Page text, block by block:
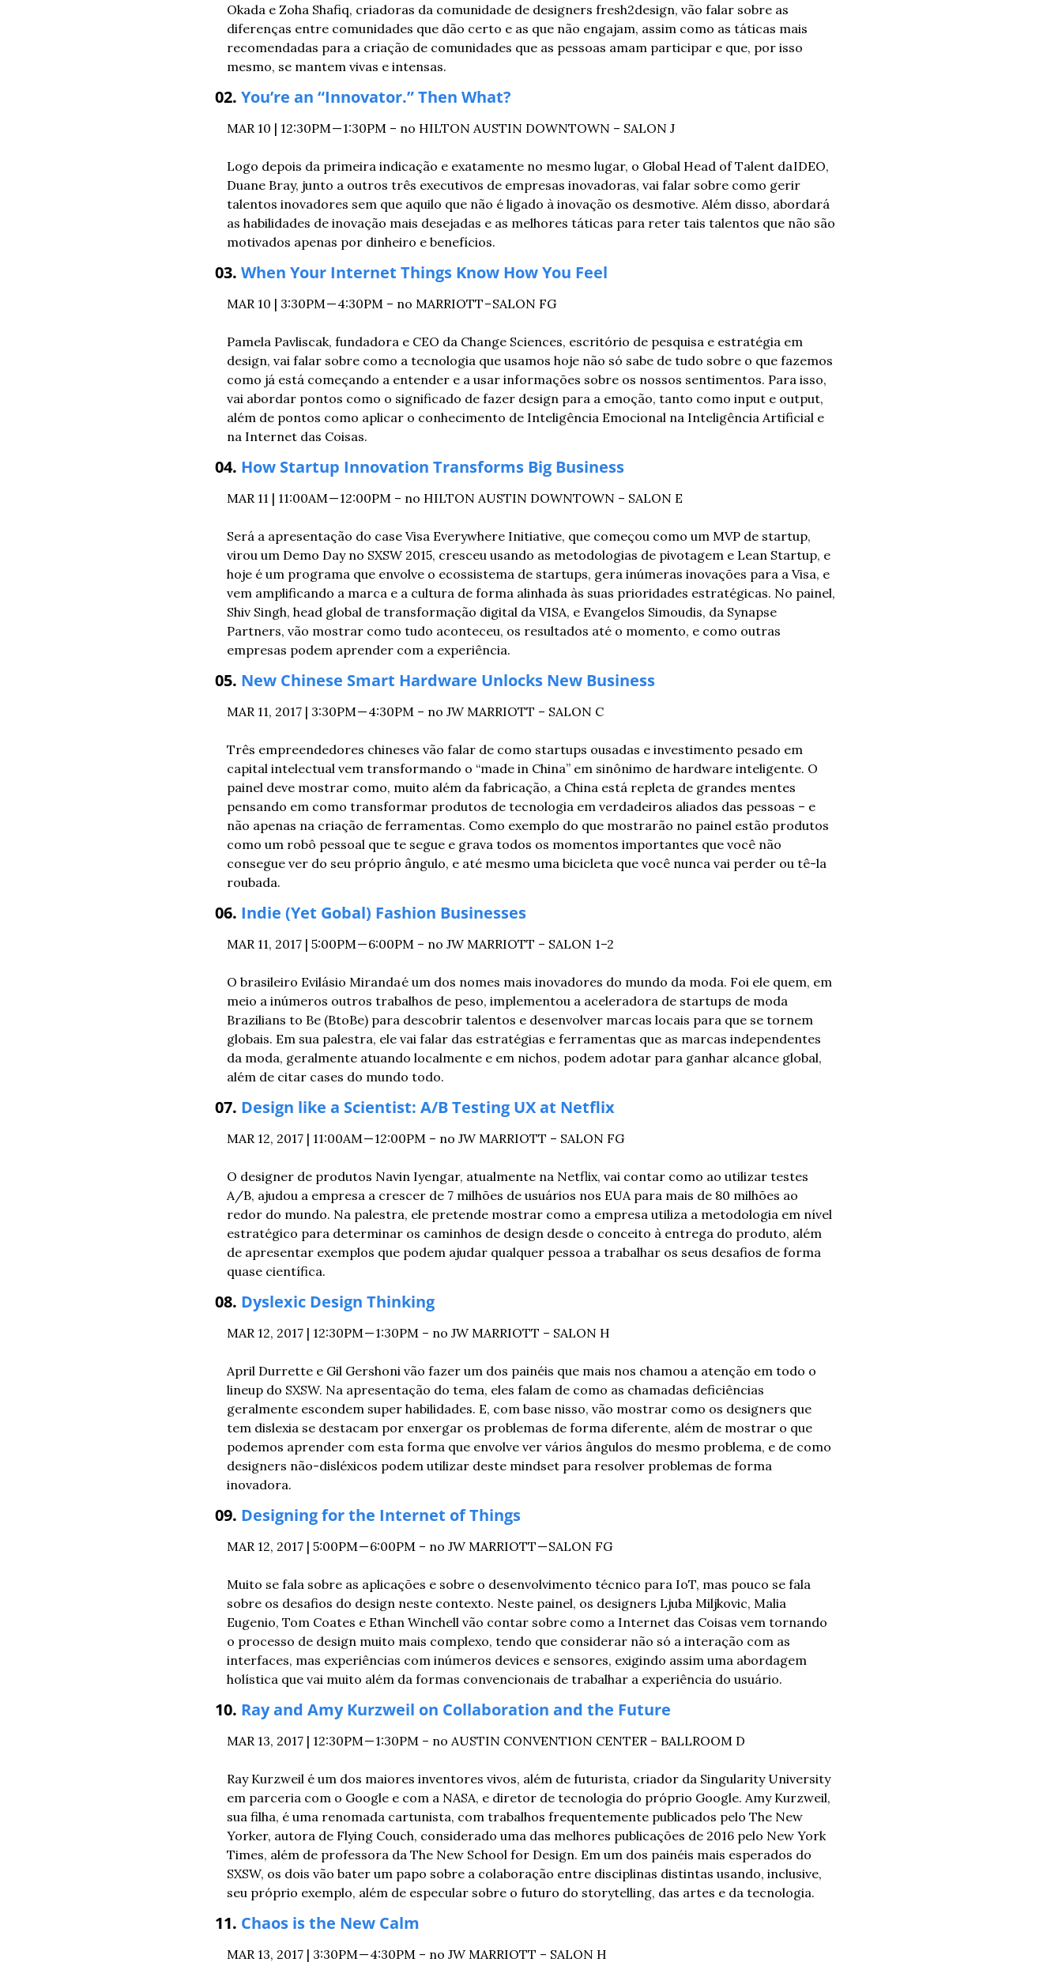
Okada e Zoha Shafiq, criadoras da comunidade de designers fresh2design, vão falar sobre as
diferenças entre comunidades que dão certo e as que não engajam, assim como as táticas mais
recomendadas para a criação de comunidades que as pessoas amam participar e que, por isso
mesmo, se mantem vivas e intensas.
02. You’re an “Innovator.” Then What?
MAR 10 | 12:30PM — 1:30PM – no HILTON AUSTIN DOWNTOWN – SALON J
Logo depois da primeira indicação e exatamente no mesmo lugar, o Global Head of Talent da IDEO,
Duane Bray, junto a outros três executivos de empresas inovadoras, vai falar sobre como gerir
talentos inovadores sem que aquilo que não é ligado à inovação os desmotive. Além disso, abordará
as habilidades de inovação mais desejadas e as melhores táticas para reter tais talentos que não são
motivados apenas por dinheiro e benefícios.
03. When Your Internet Things Know How You Feel
MAR 10 | 3:30PM — 4:30PM – no MARRIOTT – SALON FG
Pamela Pavliscak, fundadora e CEO da Change Sciences, escritório de pesquisa e estratégia em
design, vai falar sobre como a tecnologia que usamos hoje não só sabe de tudo sobre o que fazemos
como já está começando a entender e a usar informações sobre os nossos sentimentos. Para isso,
vai abordar pontos como o significado de fazer design para a emoção, tanto como input e output,
além de pontos como aplicar o conhecimento de Inteligência Emocional na Inteligência Artificial e
na Internet das Coisas.
04. How Startup Innovation Transforms Big Business
MAR 11 | 11:00AM — 12:00PM – no HILTON AUSTIN DOWNTOWN – SALON E
Será a apresentação do case Visa Everywhere Initiative, que começou como um MVP de startup,
virou um Demo Day no SXSW 2015, cresceu usando as metodologias de pivotagem e Lean Startup, e
hoje é um programa que envolve o ecossistema de startups, gera inúmeras inovações para a Visa, e
vem amplificando a marca e a cultura de forma alinhada às suas prioridades estratégicas. No painel,
Shiv Singh, head global de transformação digital da VISA, e Evangelos Simoudis, da Synapse
Partners, vão mostrar como tudo aconteceu, os resultados até o momento, e como outras
empresas podem aprender com a experiência.
05. New Chinese Smart Hardware Unlocks New Business
MAR 11, 2017 | 3:30PM — 4:30PM – no JW MARRIOTT – SALON C
Três empreendedores chineses vão falar de como startups ousadas e investimento pesado em
capital intelectual vem transformando o “made in China” em sinônimo de hardware inteligente. O
painel deve mostrar como, muito além da fabricação, a China está repleta de grandes mentes
pensando em como transformar produtos de tecnologia em verdadeiros aliados das pessoas – e
não apenas na criação de ferramentas. Como exemplo do que mostrarão no painel estão produtos
como um robô pessoal que te segue e grava todos os momentos importantes que você não
consegue ver do seu próprio ângulo, e até mesmo uma bicicleta que você nunca vai perder ou tê-la
roubada.
06. Indie (Yet Gobal) Fashion Businesses
MAR 11, 2017 | 5:00PM — 6:00PM – no JW MARRIOTT – SALON 1–2
O brasileiro Evilásio Miranda é um dos nomes mais inovadores do mundo da moda. Foi ele quem, em
meio a inúmeros outros trabalhos de peso, implementou a aceleradora de startups de moda
Brazilians to Be (BtoBe) para descobrir talentos e desenvolver marcas locais para que se tornem
globais. Em sua palestra, ele vai falar das estratégias e ferramentas que as marcas independentes
da moda, geralmente atuando localmente e em nichos, podem adotar para ganhar alcance global,
além de citar cases do mundo todo.
07. Design like a Scientist: A/B Testing UX at Netflix
MAR 12, 2017 | 11:00AM — 12:00PM – no JW MARRIOTT – SALON FG
O designer de produtos Navin Iyengar, atualmente na Netflix, vai contar como ao utilizar testes
A/B, ajudou a empresa a crescer de 7 milhões de usuários nos EUA para mais de 80 milhões ao
redor do mundo. Na palestra, ele pretende mostrar como a empresa utiliza a metodologia em nível
estratégico para determinar os caminhos de design desde o conceito à entrega do produto, além
de apresentar exemplos que podem ajudar qualquer pessoa a trabalhar os seus desafios de forma
quase científica.
08. Dyslexic Design Thinking
MAR 12, 2017 | 12:30PM — 1:30PM – no JW MARRIOTT – SALON H
April Durrette e Gil Gershoni vão fazer um dos painéis que mais nos chamou a atenção em todo o
lineup do SXSW. Na apresentação do tema, eles falam de como as chamadas deficiências
geralmente escondem super habilidades. E, com base nisso, vão mostrar como os designers que
tem dislexia se destacam por enxergar os problemas de forma diferente, além de mostrar o que
podemos aprender com esta forma que envolve ver vários ângulos do mesmo problema, e de como
designers não-disléxicos podem utilizar deste mindset para resolver problemas de forma
inovadora.
09. Designing for the Internet of Things
MAR 12, 2017 | 5:00PM — 6:00PM – no JW MARRIOTT — SALON FG
Muito se fala sobre as aplicações e sobre o desenvolvimento técnico para IoT, mas pouco se fala
sobre os desafios do design neste contexto. Neste painel, os designers Ljuba Miljkovic, Malia
Eugenio, Tom Coates e Ethan Winchell vão contar sobre como a Internet das Coisas vem tornando
o processo de design muito mais complexo, tendo que considerar não só a interação com as
interfaces, mas experiências com inúmeros devices e sensores, exigindo assim uma abordagem
holística que vai muito além da formas convencionais de trabalhar a experiência do usuário.
10. Ray and Amy Kurzweil on Collaboration and the Future
MAR 13, 2017 | 12:30PM — 1:30PM – no AUSTIN CONVENTION CENTER – BALLROOM D
Ray Kurzweil é um dos maiores inventores vivos, além de futurista, criador da Singularity University
em parceria com o Google e com a NASA, e diretor de tecnologia do próprio Google. Amy Kurzweil,
sua filha, é uma renomada cartunista, com trabalhos frequentemente publicados pelo The New
Yorker, autora de Flying Couch, considerado uma das melhores publicações de 2016 pelo New York
Times, além de professora da The New School for Design. Em um dos painéis mais esperados do
SXSW, os dois vão bater um papo sobre a colaboração entre disciplinas distintas usando, inclusive,
seu próprio exemplo, além de especular sobre o futuro do storytelling, das artes e da tecnologia.
11. Chaos is the New Calm
MAR 13, 2017 | 3:30PM — 4:30PM – no JW MARRIOTT – SALON H